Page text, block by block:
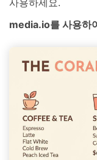
사용하세요.
media.io를 사용하